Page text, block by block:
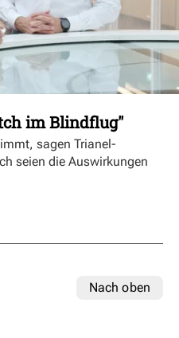
im Blindflug"
sagen Trianel-
seien die Auswirkungen
Nach oben